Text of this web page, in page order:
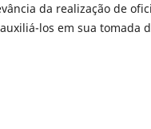
da realização de
los em sua tomada